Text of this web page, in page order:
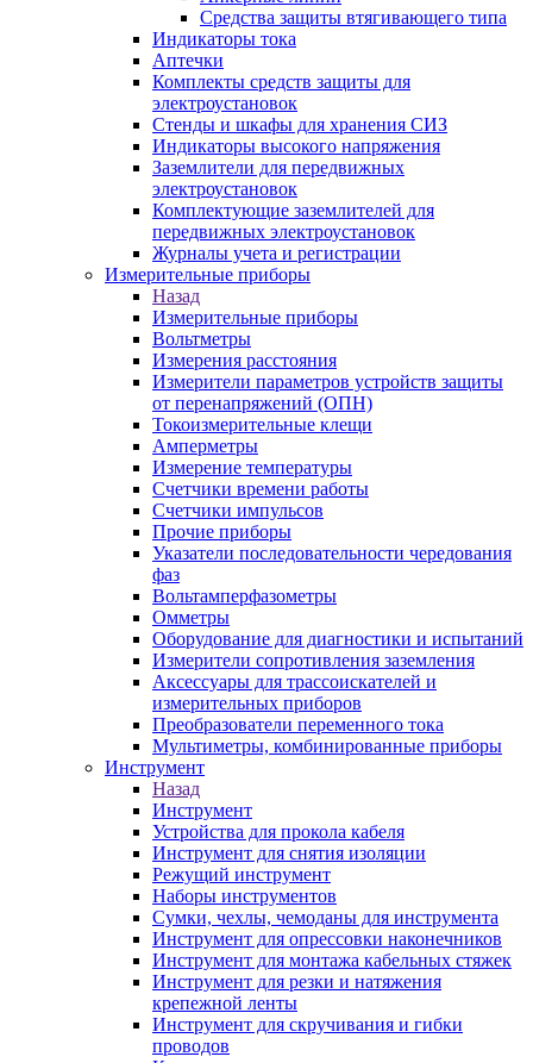
Средства защиты втягивающего типа
Индикаторы тока
Аптечки
Комплекты средств защиты для
электроустановок
Стенды и шкафы для хранения СИЗ
Индикаторы высокого напряжения
Заземлители для передвижных
электроустановок
Комплектующие заземлителей для
передвижных электроустановок
Журналы учета и регистрации
Измерительные приборы
Назад
Измерительные приборы
Вольтметры
Измерения расстояния
Измерители параметров устройств защиты
от перенапряжений (ОПН)
Токоизмерительные клещи
Амперметры
Измерение температуры
Счетчики времени работы
Счетчики импульсов
Прочие приборы
Указатели последовательности чередования
фаз
Вольтамперфазометры
Омметры
Оборудование для диагностики и испытаний
Измерители сопротивления заземления
Аксессуары для трассоискателей и
измерительных приборов
Преобразователи переменного тока
Мультиметры, комбинированные приборы
Инструмент
Назад
Инструмент
Устройства для прокола кабеля
Инструмент для снятия изоляции
Режущий инструмент
Наборы инструментов
Сумки, чехлы, чемоданы для инструмента
Инструмент для опрессовки наконечников
Инструмент для монтажа кабельных стяжек
Инструмент для резки и натяжения
крепежной ленты
Инструмент для скручивания и гибки
проводов